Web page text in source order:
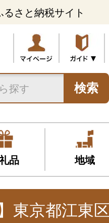
さと納税サイト
検索
品 地域
東京都江東